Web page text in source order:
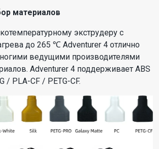
материалов
экструдеру с
до 265 ℃ Adventurer 4 отлично
ведущими производителями
Adventurer 4 поддерживает ABS
/ PLA-CF / PETG-CF.